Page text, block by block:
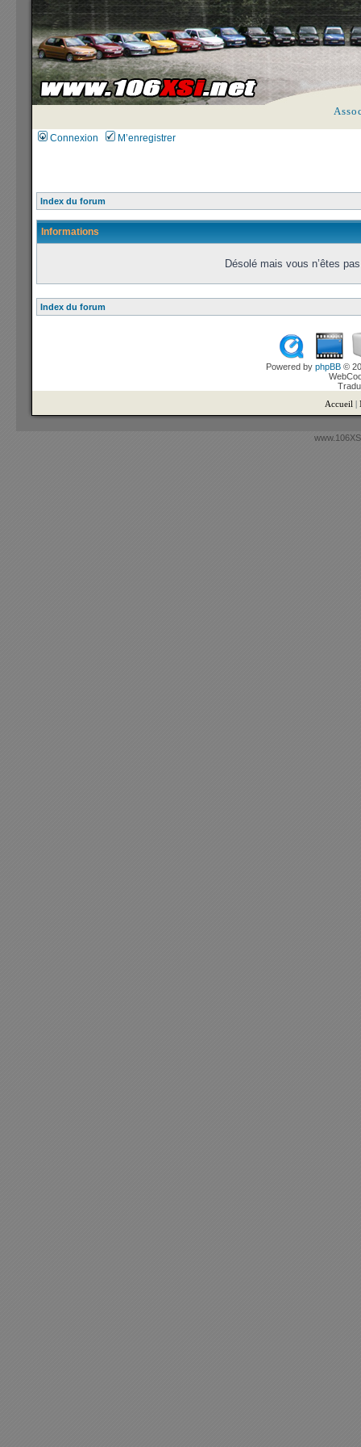
Connexion M’enregistrer
Index du forum
Informations
Désolé mais vous n’êtes
Index du forum
Powered by phpBB ©
Accueil |